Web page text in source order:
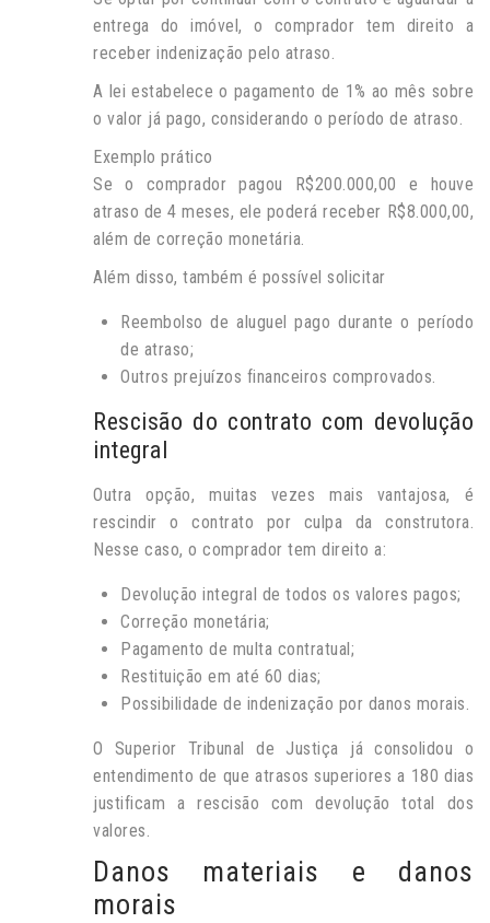
entrega do imóvel, o comprador tem direito a
receber indenização pelo atraso.
A lei estabelece o pagamento de 1% ao mês sobre
o valor já pago, considerando o período de atraso.
Exemplo prático
Se o comprador pagou R$200.000,00 e houve
atraso de 4 meses, ele poderá receber R$8.000,00,
além de correção monetária.
Além disso, também é possível solicitar
Reembolso de aluguel pago durante o período
de atraso;
Outros prejuízos financeiros comprovados.
Rescisão do contrato com devolução
integral
Outra opção, muitas vezes mais vantajosa, é
rescindir o contrato por culpa da construtora.
Nesse caso, o comprador tem direito a:
Devolução integral de todos os valores pagos;
Correção monetária;
Pagamento de multa contratual;
Restituição em até 60 dias;
Possibilidade de indenização por danos morais.
O Superior Tribunal de Justiça já consolidou o
entendimento de que atrasos superiores a 180 dias
justificam a rescisão com devolução total dos
valores.
Danos materiais e danos
morais